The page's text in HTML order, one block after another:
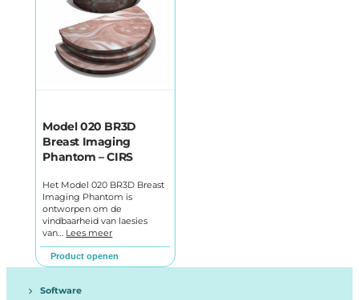
Model 020 BR3D
Breast Imaging
Phantom – CIRS
Het Model 020 BR3D Breast
Imaging Phantom is
ontworpen om de
vindbaarheid van laesies
van… Lees meer
Product openen
Software